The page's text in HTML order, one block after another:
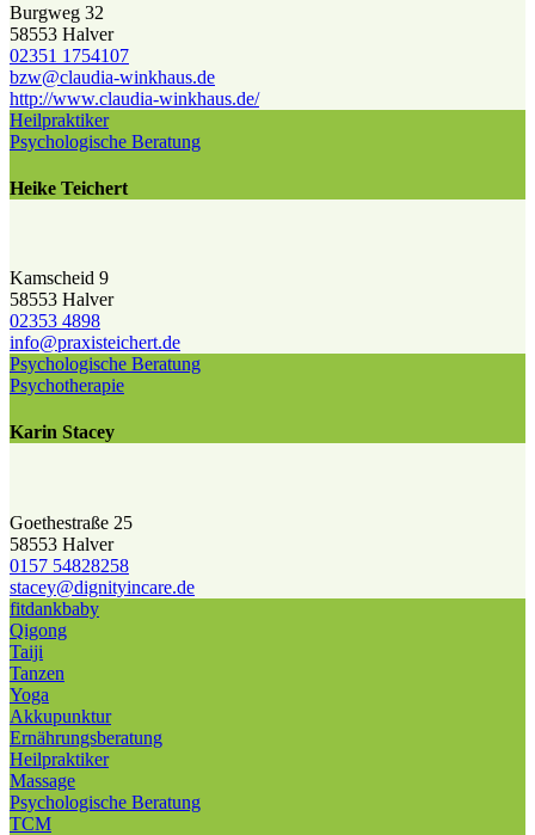
Burgweg 32
58553 Halver
02351 1754107
bzw@​claudia-winkhaus.de
http://www.claudia-winkhaus.de/
Heilpraktiker
Psychologische Beratung
Heike Teichert
Kamscheid 9
58553 Halver
02353 4898
info@​praxisteichert.de
Psychologische Beratung
Psychotherapie
Karin Stacey
Goethestraße 25
58553 Halver
0157 54828258
stacey@​dignityincare.de
fitdankbaby
Qigong
Taiji
Tanzen
Yoga
Akkupunktur
Ernährungsberatung
Heilpraktiker
Massage
Psychologische Beratung
TCM